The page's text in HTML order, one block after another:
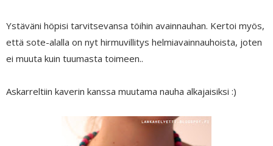
Ystäväni höpisi tarvitsevansa töihin avainnauhan. Kertoi myös,
että sote-alalla on nyt hirmuvillitys helmiavainnauhoista, joten
ei muuta kuin tuumasta toimeen..
Askarreltiin kaverin kanssa muutama nauha alkajaisiksi :)